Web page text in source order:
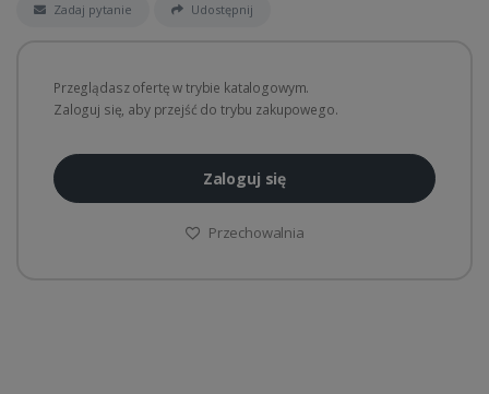
Zadaj pytanie Udostępnij
Przeglądasz ofertę w trybie katalogowym.
Zaloguj się, aby przejść do trybu zakupowego.
Zaloguj się
Przechowalnia